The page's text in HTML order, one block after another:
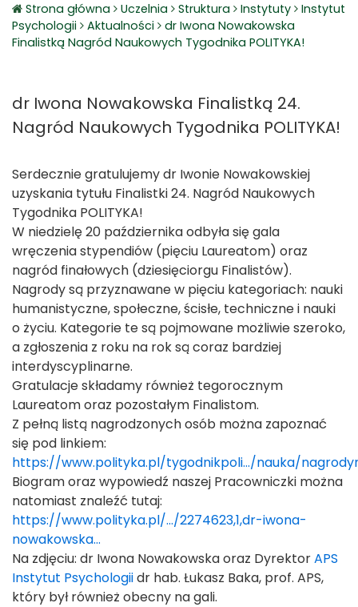
Strona główna Uczelnia Struktura Instytuty
Instytut
Psychologii
Aktualności
dr Iwona Nowakowska
Finalistką Nagród Naukowych Tygodnika POLITYKA!
dr Iwona Nowakowska Finalistką 24.
Nagród Naukowych Tygodnika POLITYKA!
Serdecznie gratulujemy dr Iwonie Nowakowskiej
uzyskania tytułu Finalistki 24. Nagród Naukowych
Tygodnika POLITYKA!
W niedzielę 20 października odbyła się gala
wręczenia stypendiów (pięciu Laureatom) oraz
nagród finałowych (dziesięciorgu Finalistów).
Nagrody są przyznawane w pięciu kategoriach: nauki
humanistyczne, społeczne, ścisłe, techniczne i nauki
o życiu. Kategorie te są pojmowane możliwie szeroko,
a zgłoszenia z roku na rok są coraz bardziej
interdyscyplinarne.
Gratulacje składamy również tegorocznym
Laureatom oraz pozostałym Finalistom.
Z pełną listą nagrodzonych osób można zapoznać
się pod linkiem:
https://www.polityka.pl/tygodnikpoli.../nauka/
Biogram oraz wypowiedź naszej Pracowniczki można
natomiast znaleźć tutaj:
https://www.polityka.pl/.../2274623,1,dr-iwona-
nowakowska...
Na zdjęciu: dr Iwona Nowakowska oraz DyrektorAPS
Instytut Psychologiidr hab. Łukasz Baka, prof. APS,
który był również obecny na gali.